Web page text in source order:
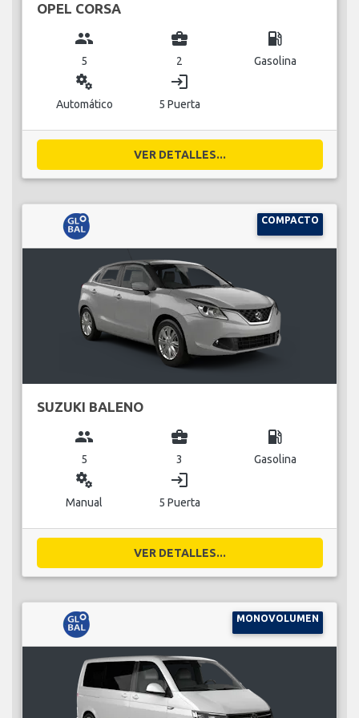
OPEL CORSA
group
5
business_center
2
local_gas_station
Gasolina
miscellaneous_services
Automático
login
5 Puerta
VER DETALLES...
COMPACTO
SUZUKI BALENO
group
5
business_center
3
local_gas_station
Gasolina
miscellaneous_services
Manual
login
5 Puerta
VER DETALLES...
MONOVOLUMEN